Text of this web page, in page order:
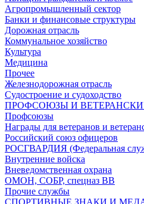
Агропромышленный сектор
Банки и финансовые структуры
Дорожная отрасль
Коммунальное хозяйство
Культура
Медицина
Прочее
Железнодорожная отрасль
Судостроение и судоходство
ПРОФСОЮЗЫ И
Профсоюзы
Награды для ветеранов и
Российский союз офицеров
РОСГВАРДИЯ (Федеральная
Внутренние войска
Вневедомственная охрана
ОМОН, СОБР, спецназ ВВ
Прочие службы
СПОРТИВНЫЕ ЗНАКИ И